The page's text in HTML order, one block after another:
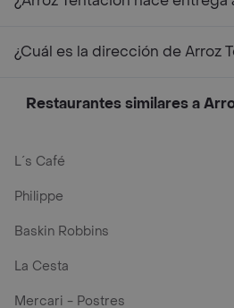
¿Cuál es la dirección de Arroz
Restaurantes similares a
L´s Café
Philippe
Baskin Robbins
La Cesta
Mercari - Postres